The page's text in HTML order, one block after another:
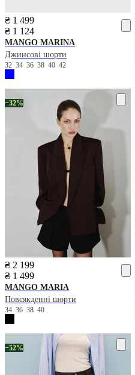
₴ 1 499
₴ 1 124
MANGO MARINA
Джинсові шорти
32 34 36 38 40 42
−32%
₴ 2 199
₴ 1 499
MANGO MARIA
Повсякденні шорти
34 36 38 40
−52%